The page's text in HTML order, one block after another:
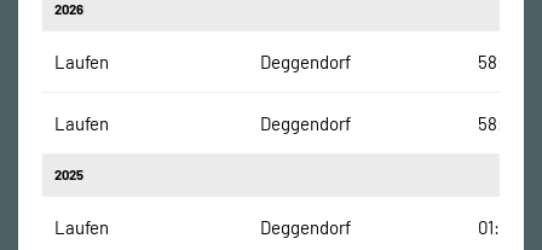
2026
Laufen Deggendorf 58:05
Laufen Deggendorf 58:05
2025
Laufen Deggendorf